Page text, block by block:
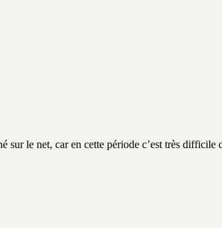
le net, car en cette période c’est très difficile